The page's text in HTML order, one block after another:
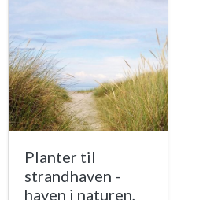
Planter til
strandhaven -
haven i naturen,